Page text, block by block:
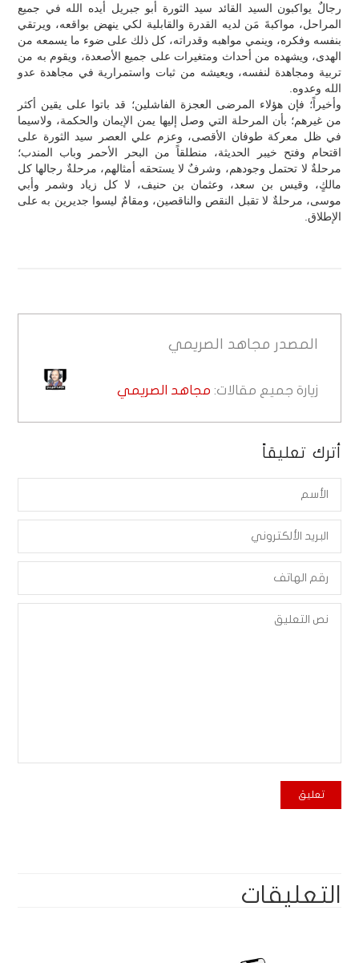
رجالٌ يواكبون السيد القائد سيد الثورة أبو جبريل أيده الله في جميع
المراحل، مواكبةَ مَن لديه القدرة والقابلية لكي ينهض بواقعه، ويرتقي
بنفسه وفكره، وينمي مواهبه وقدراته، كل ذلك على ضوء ما يسمعه من
الهدى، ويشهده من أحداث ومتغيرات على جميع الأصعدة، ويقوم به من
تربية ومجاهدة لنفسه، ويعيشه من ثبات واستمرارية في مجاهدة عدو
الله وعدوه.
وأخيراً؛ فإن هؤلاء المرضى العجزة الفاشلين؛ قد باتوا على يقين أكثر
من غيرهم؛ بأن المرحلة التي وصل إليها يمن الإيمان والحكمة، ولاسيما
في ظل معركة طوفان الأقصى، وعزم علي العصر سيد الثورة على
اقتحام وفتح خيبر الحديثة، منطلقاً من البحر الأحمر وباب المندب؛
مرحلةٌ لا تحتمل وجودهم، وشرفٌ لا يستحقه أمثالهم، مرحلةٌ رجالها كل
مالكٍ، وقيس بن سعد، وعثمان بن حنيف، لا كل زياد وشمر وأبي
موسى، مرحلةٌ لا تقبل النقص والناقصين، ومقامٌ ليسوا جديرين به على
الإطلاق.
المصدر مجاهد الصريمي
زيارة جميع مقالات: مجاهد الصريمي
أترك تعليقاً
التعليقات